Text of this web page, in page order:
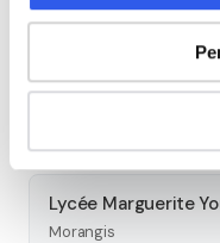
Autres lycées
Lycée Marguerite
Morangis